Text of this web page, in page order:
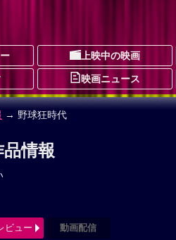
上映中の映画
映画ニュース
→ 野球狂時代
情報
ビュー 動画配信